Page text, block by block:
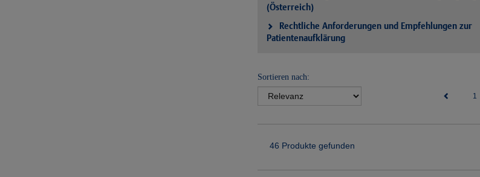
(Österreich)
Rechtliche Anforderungen und Empfehlungen zur
Patientenaufklärung
Sortieren nach:
1
46 Produkte gefunden